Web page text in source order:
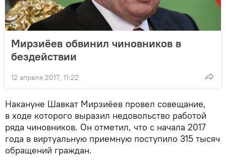
Мирзиёев обвинил чиновников в
бездействии
12 апреля 2017, 11:22
Накануне Шавкат Мирзиёев провел совещание,
в ходе которого выразил недовольство работой
ряда чиновников. Он отметил, что с начала 2017
года в виртуальную приемную поступило 315 тысяч
обращений граждан.